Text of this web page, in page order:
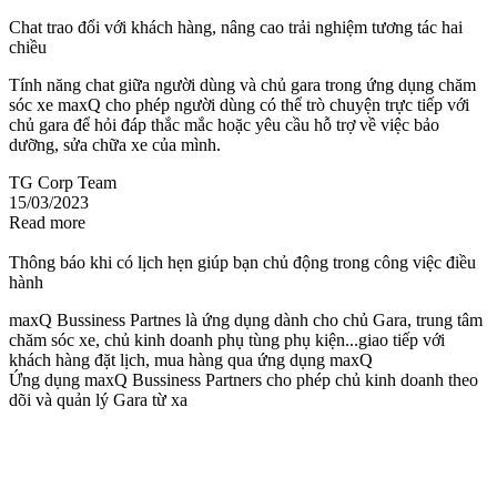
Chat trao đổi với khách hàng, nâng cao trải nghiệm tương tác hai
chiều
Tính năng chat giữa người dùng và chủ gara trong ứng dụng chăm
sóc xe maxQ cho phép người dùng có thể trò chuyện trực tiếp với
chủ gara để hỏi đáp thắc mắc hoặc yêu cầu hỗ trợ về việc bảo
dưỡng, sửa chữa xe của mình.
TG Corp Team
15/03/2023
Read more
Thông báo khi có lịch hẹn giúp bạn chủ động trong công việc điều
hành
maxQ Bussiness Partnes là ứng dụng dành cho chủ Gara, trung tâm
chăm sóc xe, chủ kinh doanh phụ tùng phụ kiện...giao tiếp với
khách hàng đặt lịch, mua hàng qua ứng dụng maxQ
Ứng dụng maxQ Bussiness Partners cho phép chủ kinh doanh theo
dõi và quản lý Gara từ xa